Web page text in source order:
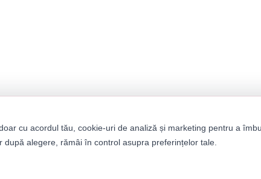
cu acordul tău, cookie-uri de analiză și marketing pentru a
alegere, rămâi în control asupra preferințelor tale.